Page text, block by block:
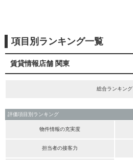
項目別ランキング一覧
賃貸情報店舗 関東
総合ランキング
評価項目別ランキング
物件情報の充実度
担当者の接客力